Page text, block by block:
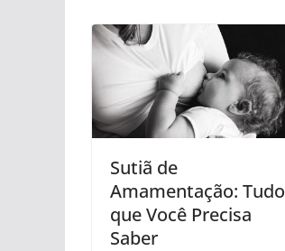
Sutiã de
Amamentação: Tudo
que Você Precisa
Saber